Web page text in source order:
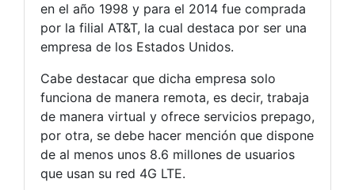
en el año 1998 y para el 2014 fue comprada
por la filial AT&T, la cual destaca por ser una
empresa de los Estados Unidos.
Cabe destacar que dicha empresa solo
funciona de manera remota, es decir, trabaja
de manera virtual y ofrece servicios prepago,
por otra, se debe hacer mención que dispone
de al menos unos 8.6 millones de usuarios
que usan su red 4G LTE.